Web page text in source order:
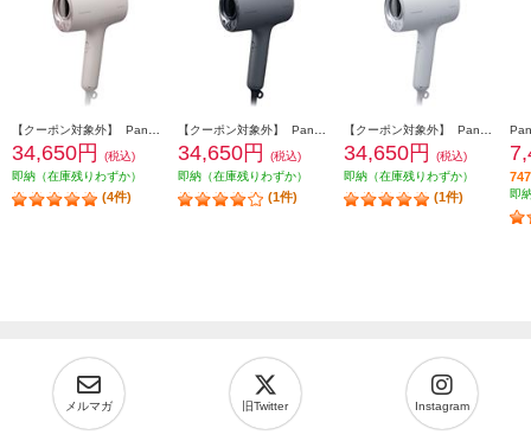
34,650円
(税込)
即納（在庫残りわずか）
(4件)
34,650円
(税込)
即納（在庫残りわずか）
(1件)
34,650円
(税込)
即納（在庫残りわずか）
(1件) 即
メルマガ 旧Twitter Instagram